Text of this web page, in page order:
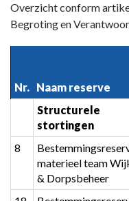
Overzicht conform
Begroting en
Nr. Naam reserve
Structurele
stortingen
8
materieel team
& Dorpsbeheer